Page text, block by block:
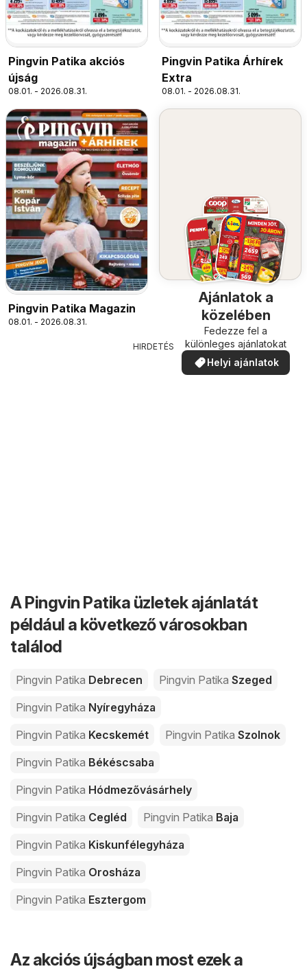
Pingvin Patika akciós
újság
08.01. - 2026.08.31.
Pingvin Patika Árhírek
Extra
08.01. - 2026.08.31.
Pingvin Patika Magazin
08.01. - 2026.08.31.
Ajánlatok a
közelében
Fedezze fel a
különleges ajánlatokat
Helyi ajánlatok
HIRDETÉS
A Pingvin Patika üzletek ajánlatát
például a következő városokban
találod
Pingvin Patika Debrecen Pingvin Patika Szeged
Pingvin Patika Nyíregyháza
Pingvin Patika Kecskemét Pingvin Patika Szolnok
Pingvin Patika Békéscsaba
Pingvin Patika Hódmezővásárhely
Pingvin Patika Cegléd Pingvin Patika Baja
Pingvin Patika Kiskunfélegyháza
Pingvin Patika Orosháza
Pingvin Patika Esztergom
Az akciós újságban most ezek a